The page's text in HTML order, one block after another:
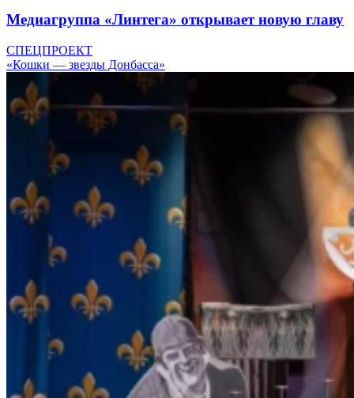
Медиагруппа «Линтега» открывает новую главу
СПЕЦПРОЕКТ
«Кошки — звезды Донбасса»